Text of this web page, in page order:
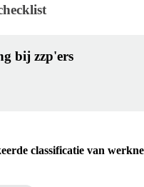
bij zzp'ers
classificatie van